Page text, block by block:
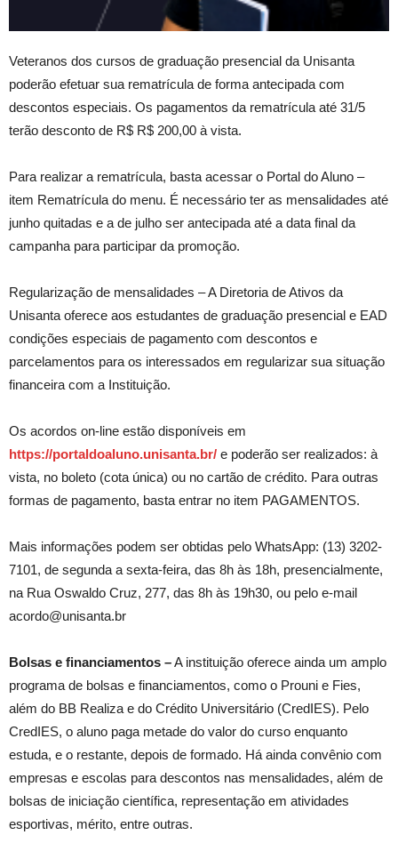
Veteranos dos cursos de graduação presencial da Unisanta
poderão efetuar sua rematrícula de forma antecipada com
descontos especiais. Os pagamentos da rematrícula até 31/5
terão desconto de R$ R$ 200,00 à vista.
Para realizar a rematrícula, basta acessar o Portal do Aluno –
item Rematrícula do menu. É necessário ter as mensalidades até
junho quitadas e a de julho ser antecipada até a data final da
campanha para participar da promoção.
Regularização de mensalidades – A Diretoria de Ativos da
Unisanta oferece aos estudantes de graduação presencial e EAD
condições especiais de pagamento com descontos e
parcelamentos para os interessados em regularizar sua situação
financeira com a Instituição.
Os acordos on-line estão disponíveis em
https://portaldoaluno.unisanta.br/ e poderão ser realizados: à
vista, no boleto (cota única) ou no cartão de crédito. Para outras
formas de pagamento, basta entrar no item PAGAMENTOS.
Mais informações podem ser obtidas pelo WhatsApp: (13) 3202-
7101, de segunda a sexta-feira, das 8h às 18h, presencialmente,
na Rua Oswaldo Cruz, 277, das 8h às 19h30, ou pelo e-mail
acordo@unisanta.br
Bolsas e financiamentos –A instituição oferece ainda um amplo
programa de bolsas e financiamentos, como o Prouni e Fies,
além do BB Realiza e do Crédito Universitário (CredIES). Pelo
CredIES, o aluno paga metade do valor do curso enquanto
estuda, e o restante, depois de formado. Há ainda convênio com
empresas e escolas para descontos nas mensalidades, além de
bolsas de iniciação científica, representação em atividades
esportivas, mérito, entre outras.